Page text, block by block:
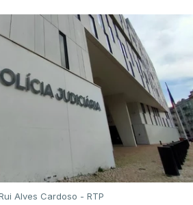
Alves Cardoso - RTP